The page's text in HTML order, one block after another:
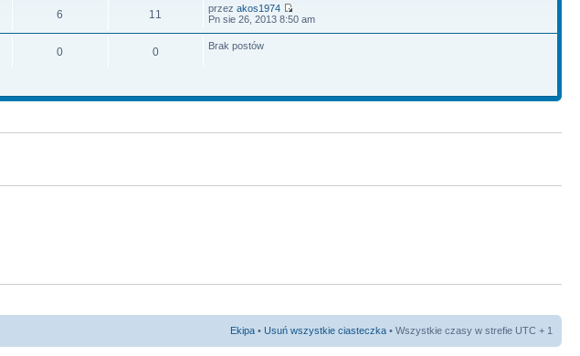
6 11 przezakos1974
Pn sie 26, 2013 8:50 am
0 0 Brak postów
Ekipa • Usuń wszystkie ciasteczka • Wszystkie czasy w strefie UTC + 1